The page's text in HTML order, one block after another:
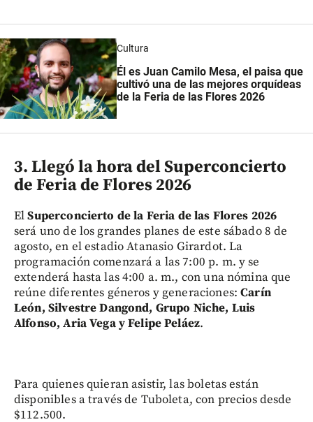
Cultura
Él es Juan Camilo Mesa, el paisa que
cultivó una de las mejores orquídeas
de la Feria de las Flores 2026
3. Llegó la hora del Superconcierto
de Feria de Flores 2026
ElSuperconcierto de la Feria de las Flores 2026
será uno de los grandes planes de este sábado 8 de
agosto, en el estadio Atanasio Girardot. La
programación comenzará a las 7:00 p. m. y se
extenderá hasta las 4:00 a. m., con una nómina que
reúne diferentes géneros y generaciones:Carín
León, Silvestre Dangond, Grupo Niche, Luis
Alfonso, Aria Vega y Felipe Peláez.
Para quienes quieran asistir, las boletas están
disponibles a través de Tuboleta, con precios desde
$112.500.